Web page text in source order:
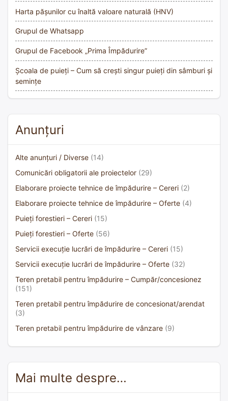
Harta pășunilor cu înaltă valoare naturală (HNV)
Grupul de Whatsapp
Grupul de Facebook „Prima Împădurire”
Școala de puieți – Cum să crești singur puieți din sâmburi și
semințe
Anunțuri
Alte anunțuri / Diverse (14)
Comunicări obligatorii ale proiectelor (29)
Elaborare proiecte tehnice de împădurire – Cereri (2)
Elaborare proiecte tehnice de împădurire – Oferte (4)
Puieți forestieri – Cereri (15)
Puieți forestieri – Oferte (56)
Servicii execuție lucrări de împădurire – Cereri (15)
Servicii execuție lucrări de împădurire – Oferte (32)
Teren pretabil pentru împădurire – Cumpăr/concesionez
(151)
Teren pretabil pentru împădurire de concesionat/arendat
(3)
Teren pretabil pentru împădurire de vânzare (9)
Mai multe despre…